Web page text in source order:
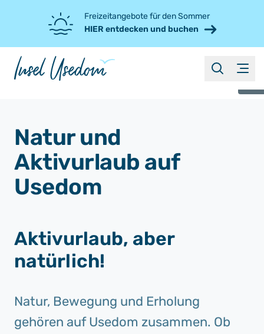
Freizeitangebote für den Sommer
HIER entdecken und buchen
Menü
suchen
Natur und
Aktivurlaub auf
Usedom
Aktivurlaub, aber
natürlich!
Natur, Bewegung und Erholung
gehören auf Usedom zusammen. Ob